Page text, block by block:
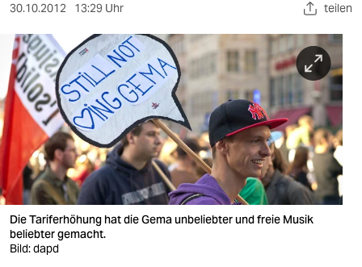
sport
berlin
nord
wahrheit
verlag
verlag
veranstaltungen
shop
30.10.2012 13:29 Uhr teilen
Die Tariferhöhung hat die Gema unbeliebter und freie Musik
beliebter gemacht.
Bild: dapd